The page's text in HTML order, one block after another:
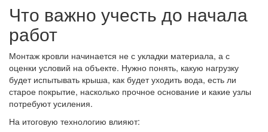
Что важно учесть до начала
работ
Монтаж кровли начинается не с укладки материала, а с
оценки условий на объекте. Нужно понять, какую нагрузку
будет испытывать крыша, как будет уходить вода, есть ли
старое покрытие, насколько прочное основание и какие узлы
потребуют усиления.
На итоговую технологию влияют: